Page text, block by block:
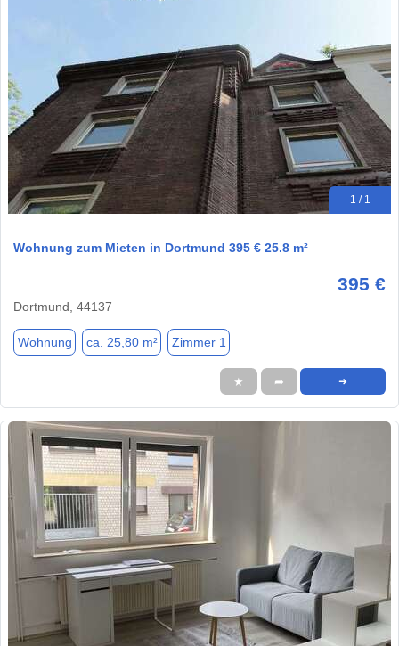
1 / 1
Wohnung zum Mieten in Dortmund 395 € 25.8 m²
395 €
Dortmund, 44137
Wohnung ca. 25,80 m² Zimmer 1
★ ➦ ➜